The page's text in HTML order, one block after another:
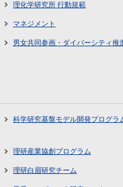
理化学研究所 行動規範
マネジメント
男女共同参画・ダイバーシティ推
科学研究基盤モデル開発プログラ
理研産業協創プログラム
理研白眉研究チーム